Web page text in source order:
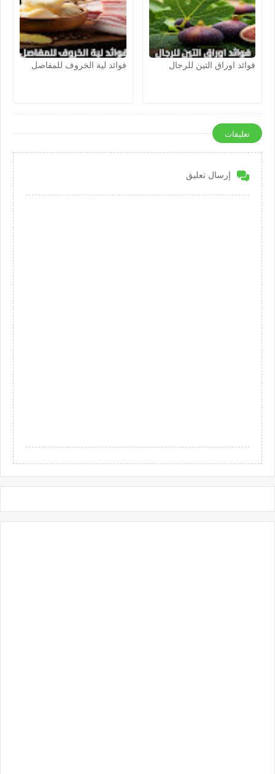
فوائد اوراق التين للرجال فوائد لية الخروف للمفاصل
تعليقات
إرسال تعليق